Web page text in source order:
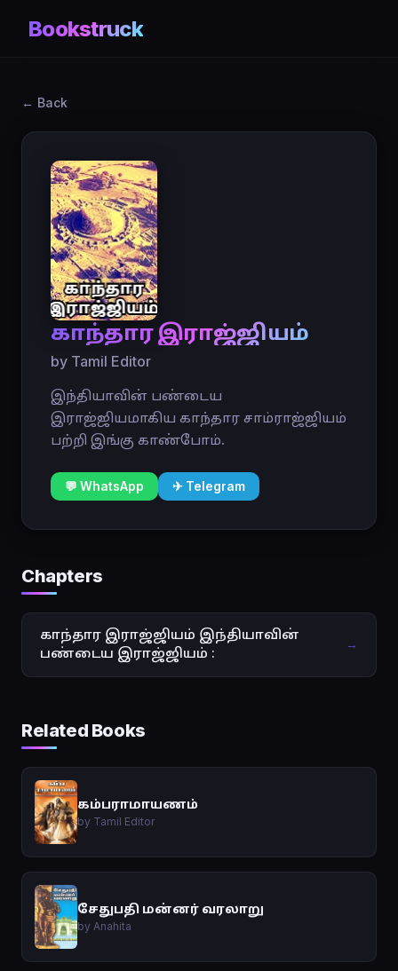
Bookstruck
← Back
காந்தார இராஜ்ஜியம்
by Tamil Editor
இந்தியாவின் பண்டைய
இராஜ்ஜியமாகிய காந்தார சாம்ராஜ்ஜியம்
பற்றி இங்கு காண்போம்.
💬 WhatsApp ✈ Telegram
Chapters
காந்தார இராஜ்ஜியம் இந்தியாவின்
பண்டைய இராஜ்ஜியம் :
→
Related Books
கம்பராமாயணம்
by Tamil Editor
சேதுபதி மன்னர் வரலாறு
by Anahita